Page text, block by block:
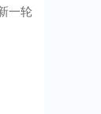
一轮